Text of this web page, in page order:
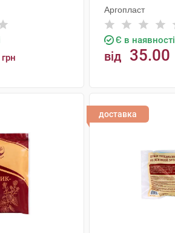
грн
Аргопласт
Є в наявності
від 35.00
доставка